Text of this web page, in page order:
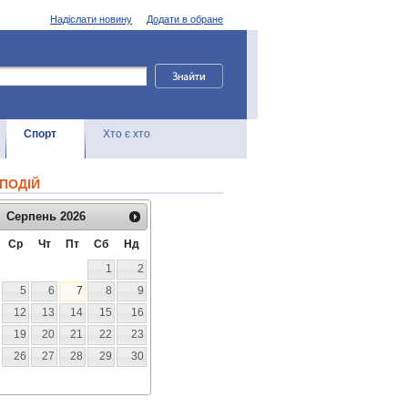
Додати в обране
Надіслати новину
Спорт Хто є хто
Серпень 2026
Ср Чт Пт Сб
Нд
1
2
5 6 7 8
9
12 13 14 15
16
19 20 21 22
23
26 27 28 29
30